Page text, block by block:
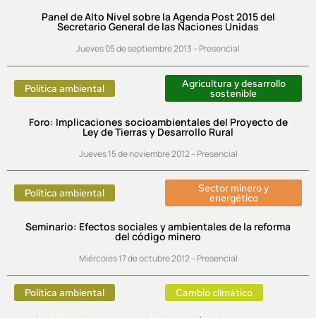
Panel de Alto Nivel sobre la Agenda Post 2015 del
Secretario General de las Naciones Unidas
Jueves 05 de septiembre 2013 – Presencial
Política ambiental Agricultura y desarrollo
sostenible
Foro: Implicaciones socioambientales del Proyecto de
Ley de Tierras y Desarrollo Rural
Jueves 15 de noviembre 2012 – Presencial
Política ambiental Sector minero y
energético
Seminario: Efectos sociales y ambientales de la reforma
del código minero
Miércoles 17 de octubre 2012 – Presencial
Política ambiental Cambio climático